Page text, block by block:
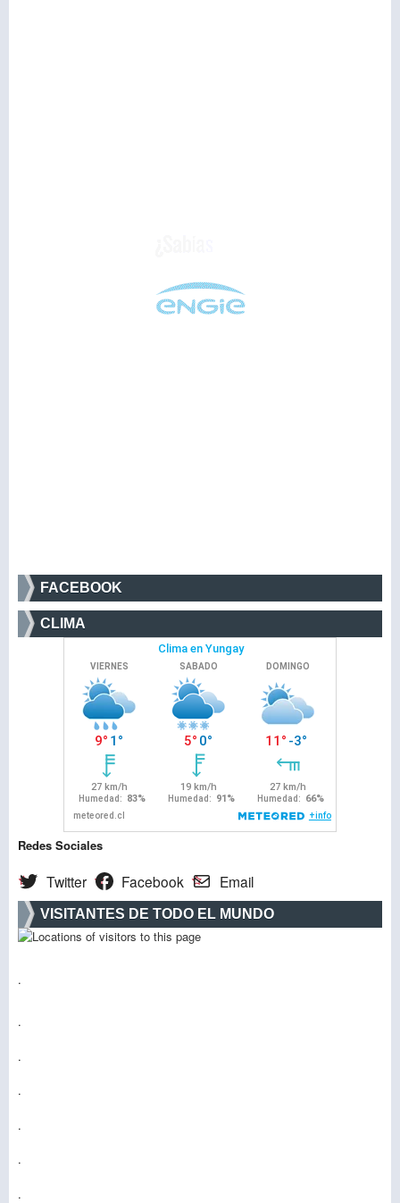
FACEBOOK
CLIMA
Redes Sociales
Twitter Facebook Email
VISITANTES DE TODO EL MUNDO
.
.
.
.
.
.
.